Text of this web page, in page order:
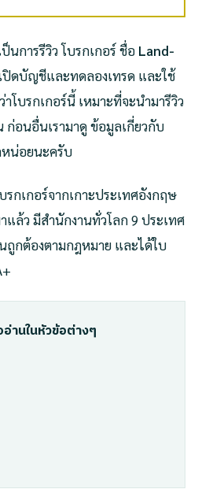
นการรีวิว โบรกเกอร์ ชื่อ Land-
ปิดบัญชีและทดลองเทรด และใช้
โบรกเกอร์นี้ เหมาะที่จะนำมารีวิว
อนอื่นเรามาดู ข้อมูลเกี่ยวกับ
หน่อยนะครับ
รกเกอร์จากเกาะประเทศอังกฤษ
ล้ว มีสำนักงานทั่วโลก 9 ประเทศ
ถูกต้องตามกฎหมาย และได้ใบ
านในหัวข้อต่างๆ